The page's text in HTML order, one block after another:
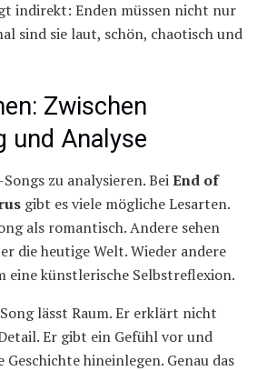
indirekt: Enden müssen nicht nur
sind sie laut, schön, chaotisch und
Zwischen
und Analyse
zu analysieren. BeiEnd of
gibt es viele mögliche Lesarten.
als romantisch. Andere sehen
die heutige Welt. Wieder andere
eine künstlerische Selbstreflexion.
lässt Raum. Er erklärt nicht
Er gibt ein Gefühl vor und
Geschichte hineinlegen. Genau das